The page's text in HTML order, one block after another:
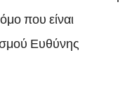
που είναι
Ευθύνης